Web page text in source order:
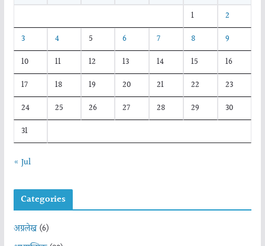
1
2
3
4 5 6 7 8
9
10
11 12 13 14 15
16
17
18 19 20 21 22
23
24
25 26 27 28 29
30
31
« Jul
Categories
अग्रलेख(6)